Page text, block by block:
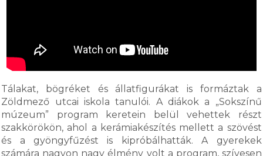
Tálakat, bögréket és állatfigurákat is formáztak a
Zöldmező utcai iskola tanulói. A diákok a „Sokszínű
múzeum” program keretein belül vehettek részt
szakkörökön, ahol a kerámiakészítés mellett a szövést
és a gyöngyfűzést is kipróbálhatták. A gyerekek
számára nagyon nagy élmény volt a program, szívesen